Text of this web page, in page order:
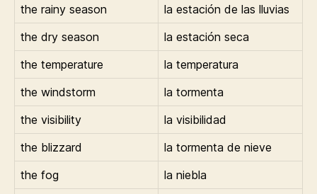
the rainy season
la estación de las lluvias
the dry season
la estación seca
the temperature
la temperatura
the windstorm
la tormenta
the visibility
la visibilidad
the blizzard
la tormenta de nieve
the fog
la niebla